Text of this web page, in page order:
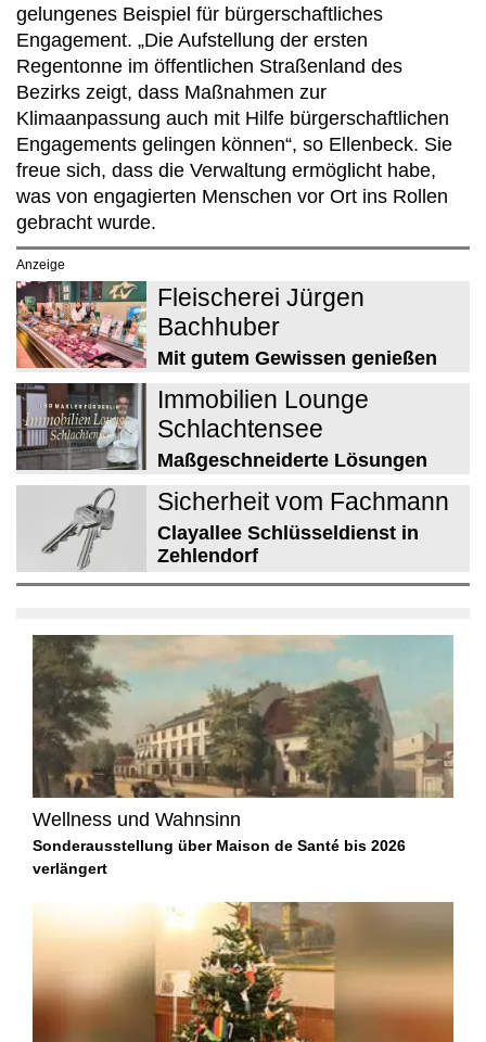
gelungenes Beispiel für bürgerschaftliches
Engagement. „Die Aufstellung der ersten
Regentonne im öffentlichen Straßenland des
Bezirks zeigt, dass Maßnahmen zur
Klimaanpassung auch mit Hilfe bürgerschaftlichen
Engagements gelingen können“, so Ellenbeck. Sie
freue sich, dass die Verwaltung ermöglicht habe,
was von engagierten Menschen vor Ort ins Rollen
gebracht wurde.
Anzeige
Fleischerei Jürgen
Bachhuber
Mit gutem Gewissen genießen
Immobilien Lounge
Schlachtensee
Maßgeschneiderte Lösungen
Sicherheit vom Fachmann
Clayallee Schlüsseldienst in
Zehlendorf
Wellness und Wahnsinn
Sonderausstellung über Maison de Santé bis 2026
verlängert